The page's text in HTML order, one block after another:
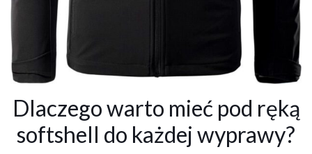
Dlaczego warto mieć pod ręką
softshell do każdej wyprawy?